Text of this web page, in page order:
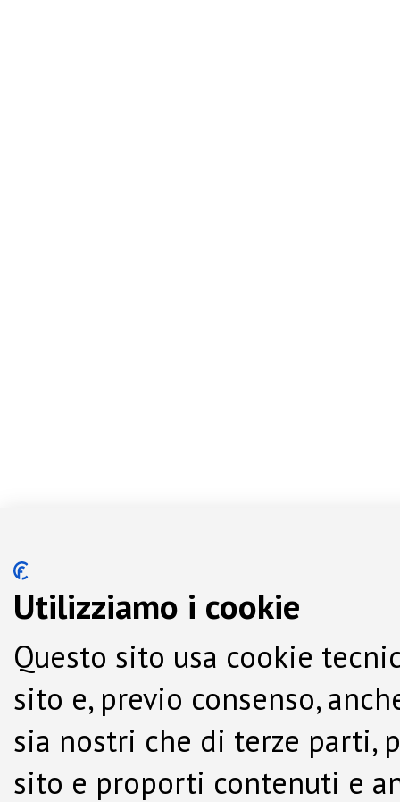
Utilizziamo i cookie
Questo sito usa cookie
sito e, previo consenso,
sia nostri che di terze parti,
sito e proporti contenuti e